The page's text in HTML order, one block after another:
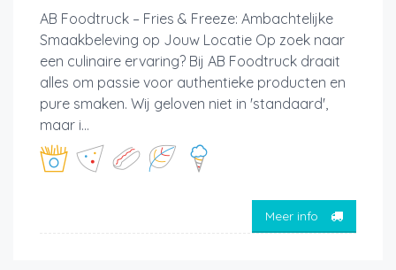
AB Foodtruck – Fries & Freeze: Ambachtelijke
Smaakbeleving op Jouw Locatie Op zoek naar
een culinaire ervaring? Bij AB Foodtruck draait
alles om passie voor authentieke producten en
pure smaken. Wij geloven niet in 'standaard',
maar i...
Meer info